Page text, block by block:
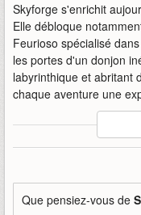
Skyforge s'enrichit
Elle débloque
Feurioso spécialisé
les portes d'un donjon
labyrinthique et abritant
chaque aventure une
Auteur
: Uther
Que pensiez-vous de